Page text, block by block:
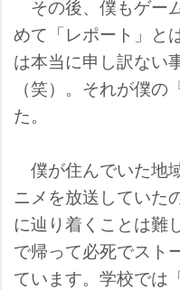
その後、僕もゲー
めて「レポート」と
は本当に申し訳ない
（笑）。それが僕
た。
僕が住んでいた地
ニメを放送していた
に辿り着くことは難
で帰って必死でスト
ています。学校では